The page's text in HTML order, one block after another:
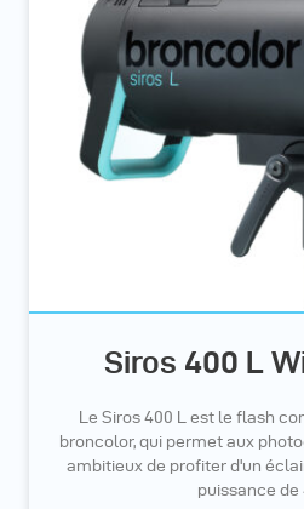
Siros 400 L
Le Siros 400 L est le flash
broncolor, qui permet aux
ambitieux de profiter d'un
puissance de